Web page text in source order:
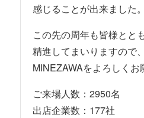
感じることが出来ました。
この先の周年も皆様とと
精進してまいりますので
MINEZAWAをよろしくお
ご来場人数：2950名
出店企業数：177社